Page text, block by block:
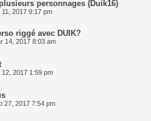
personnages (Duik16)
2017 9:17 pm
riggé avec DUIK?
14, 2017 8:03 am
12, 2017 1:59 pm
27, 2017 7:54 pm